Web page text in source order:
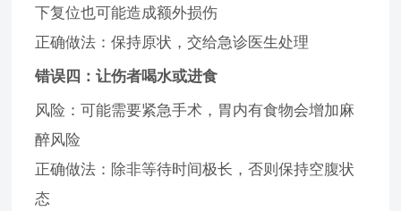
下复位也可能造成额外损伤
正确做法：保持原状，交给急诊医生处理
错误四：让伤者喝水或进食
风险：可能需要紧急手术，胃内有食物会增加麻
醉风险
正确做法：除非等待时间极长，否则保持空腹状
态